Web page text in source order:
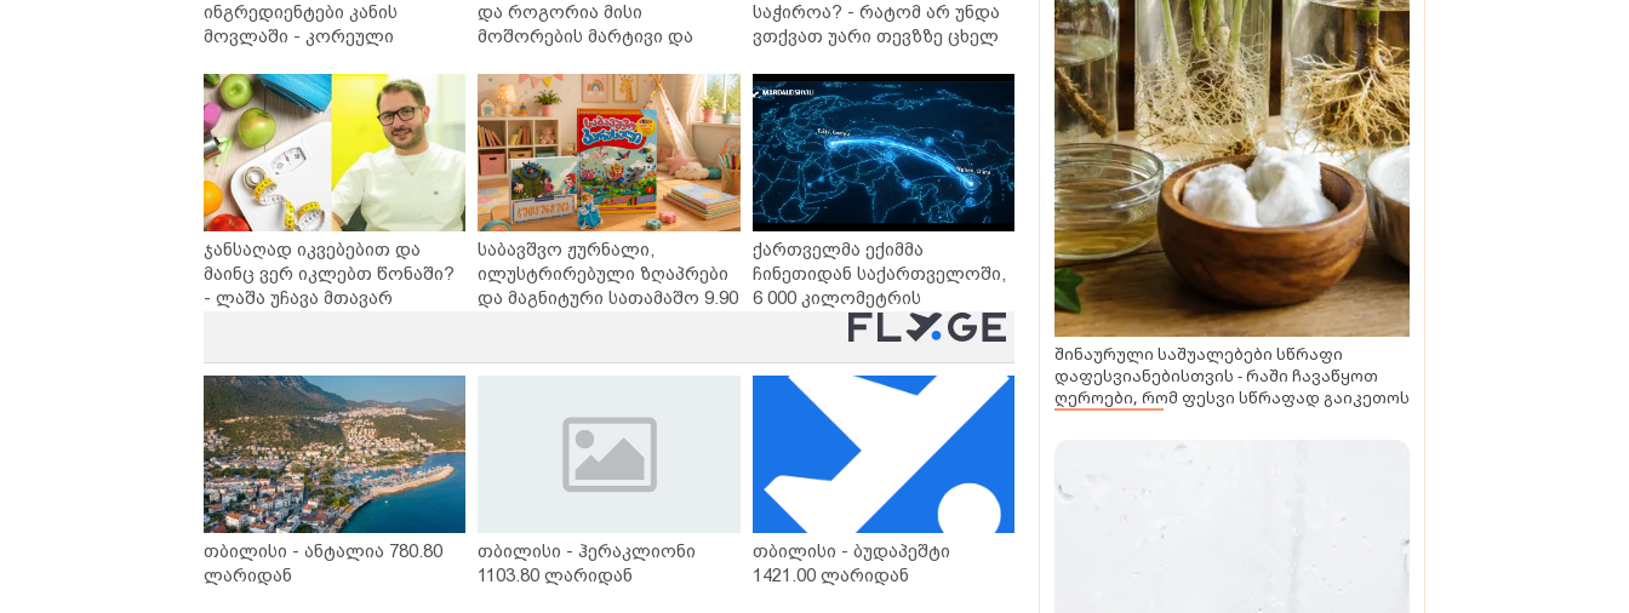
ინგრედიენტები კანის
მოვლაში - კორეული
საქართველოშია
და როგორია მისი
მოშორების მარტივი და
საჭიროა? - რატომ არ უნდა
ვთქვათ უარი თევზზე ცხელ
ჯანსაღად იკვებებით და
მაინც ვერ იკლებთ წონაში?
- ლაშა უჩავა მთავარ
საბავშვო ჟურნალი,
ილუსტრირებული ზღაპრები
და მაგნიტური სათამაშო 9.90
სერია დაიწყო
ქართველმა ექიმმა
ჩინეთიდან საქართველოში,
6 000 კილომეტრის
დაშორებით,
ტელერობოტული ოპერაცია
ჩაატარა - ისტორია
დაწერილია
თბილისი - ანტალია 780.80
ლარიდან
თბილისი - ჰერაკლიონი
1103.80 ლარიდან
თბილისი - ბუდაპეშტი
1421.00 ლარიდან
შინაურული საშუალებები სწრაფი
დაფესვიანებისთვის - რაში ჩავაწყოთ
ღეროები, რომ ფესვი სწრაფად გაიკეთოს